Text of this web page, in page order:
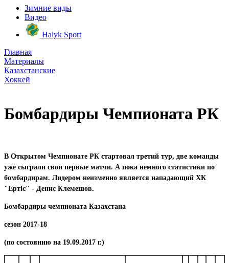
Зимние виды
Видео
Halyk Sport
Главная
Материалы
Казахстанские
Хоккей
Бомбардиры Чемпионата РК
В Открытом Чемпионате РК стартовал третий тур, две команды
уже сыграли свои первые матчи. А пока немного статистики по
бомбардирам. Лидером неизменно является нападающий ХК
"Ертiс" - Денис Клемешов.
Бомбардиры чемпионата Казахстана
сезон 2017-18
(по состоянию на 19.09.2017 г.)